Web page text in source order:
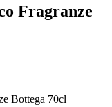
Fragranze
Bottega 70cl